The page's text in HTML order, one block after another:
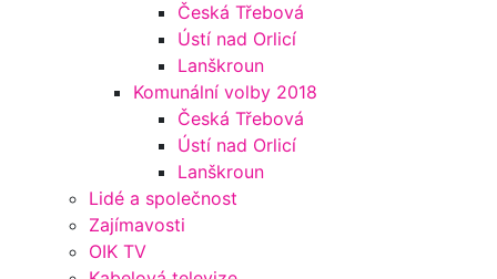
Česká Třebová
Ústí nad Orlicí
Lanškroun
Komunální volby 2018
Česká Třebová
Ústí nad Orlicí
Lanškroun
Lidé a společnost
Zajímavosti
OIK TV